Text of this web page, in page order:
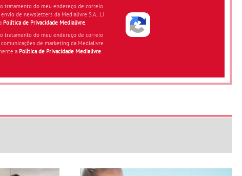
tratamento do meu endereço de correio
de newsletters da Medialivre S.A.. Li
Política de Privacidade Medialivre.
tratamento do meu endereço de correio
de marketing da Medialivre
a Política de Privacidade Medialivre.